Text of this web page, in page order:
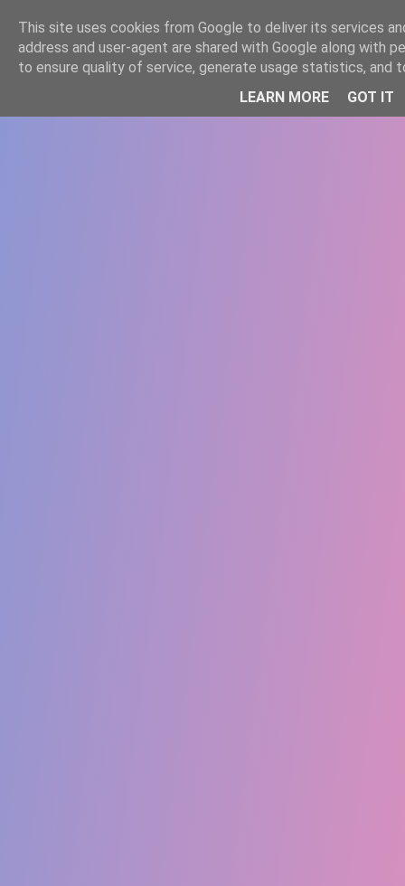
WWW.GAZISTI.RO
This site uses cookies from Google to deliver its services
address and user-agent are shared with Google along with
to ensure quality of service, generate usage statistics, and
LEARN MORE
GOT IT